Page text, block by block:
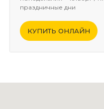
праздничные дни
КУПИТЬ ОНЛАЙН